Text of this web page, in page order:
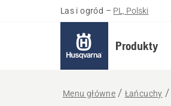
Las i ogród – PL, Polski
Produkty
Menu główne Łańcuchy